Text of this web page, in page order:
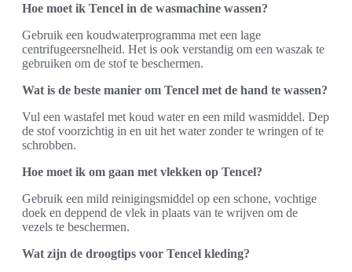
Hoe moet ik Tencel in de wasmachine wassen?
Gebruik een koudwaterprogramma met een lage
centrifugeersnelheid. Het is ook verstandig om een waszak te
gebruiken om de stof te beschermen.
Wat is de beste manier om Tencel met de hand te wassen?
Vul een wastafel met koud water en een mild wasmiddel. Dep
de stof voorzichtig in en uit het water zonder te wringen of te
schrobben.
Hoe moet ik om gaan met vlekken op Tencel?
Gebruik een mild reinigingsmiddel op een schone, vochtige
doek en deppend de vlek in plaats van te wrijven om de
vezels te beschermen.
Wat zijn de droogtips voor Tencel kleding?